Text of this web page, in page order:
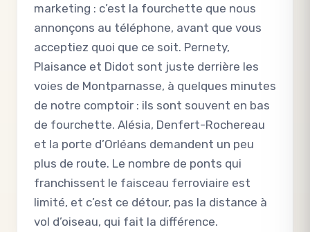
marketing : c’est la fourchette que nous
annonçons au téléphone, avant que vous
acceptiez quoi que ce soit. Pernety,
Plaisance et Didot sont juste derrière les
voies de Montparnasse, à quelques minutes
de notre comptoir : ils sont souvent en bas
de fourchette. Alésia, Denfert-Rochereau
et la porte d’Orléans demandent un peu
plus de route. Le nombre de ponts qui
franchissent le faisceau ferroviaire est
limité, et c’est ce détour, pas la distance à
vol d’oiseau, qui fait la différence.